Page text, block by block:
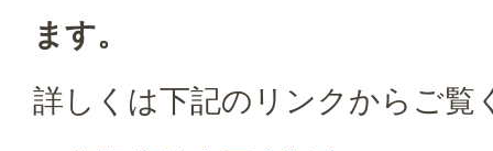
ます。
詳しくは下記のリンクからご覧